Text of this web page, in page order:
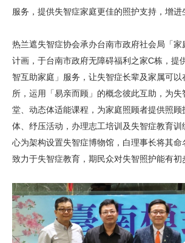
服务，提供失智症家庭更佳的照护支持，增进
热兰遮失智症协会承办台南市政府社会局「家
计画，于台南市政府无障碍福利之家C栋，提
智互助家庭」服务，让失智症长辈及家属可以
所，运用「易亲而顾」的概念彼此互助，为
堂、动态体适能课程，为家庭照顾者提供照顾
体、纾压活动，办理志工培训及失智症教育训
心为架构设置失智症博物馆，白理事长将其命
致力于失智症教育，期民众对失智照护能有初